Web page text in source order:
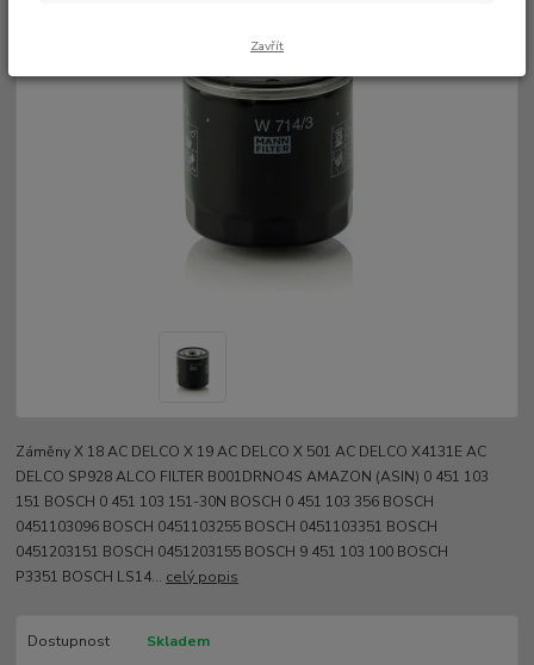
Záměny X 18 AC DELCO X 19 AC DELCO X 501 AC DELCO X4131E AC
DELCO SP928 ALCO FILTER B001DRNO4S AMAZON (ASIN) 0 451 103
151 BOSCH 0 451 103 151-30N BOSCH 0 451 103 356 BOSCH
0451103096 BOSCH 0451103255 BOSCH 0451103351 BOSCH
0451203151 BOSCH 0451203155 BOSCH 9 451 103 100 BOSCH
P3351 BOSCH LS14... celý popis
Dostupnost Skladem
Zavřít